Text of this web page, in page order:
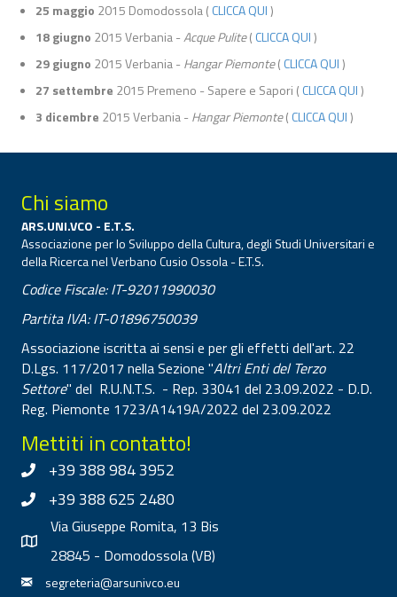
25 maggio 2015 Domodossola ( CLICCA QUI)
18 giugno 2015 Verbania -Acque Pulite( CLICCA QUI)
29 giugno 2015 Verbania - Hangar Piemonte( CLICCA QUI)
27 settembre 2015 Premeno - Sapere e Sapori ( CLICCA QUI)
3 dicembre 2015 Verbania - Hangar Piemonte( CLICCA QUI)
Chi siamo
ARS.UNI.VCO - E.T.S.
Associazione per lo Sviluppo della Cultura, degli Studi Universitari e
della Ricerca nel Verbano Cusio Ossola - E.T.S.
Codice Fiscale: IT-92011990030
Partita IVA: IT-01896750039
Associazione iscritta ai sensi e per gli effetti dell'art. 22
D.Lgs. 117/2017 nella Sezione "Altri Enti del Terzo
Settore" del R.U.N.T.S. - Rep. 33041 del 23.09.2022 - D.D.
Reg. Piemonte 1723/A1419A/2022 del 23.09.2022
Mettiti in contatto!
+39 388 984 3952
+39 388 625 2480
Via Giuseppe Romita, 13 Bis
28845 - Domodossola (VB)
segreteria@arsunivco.eu